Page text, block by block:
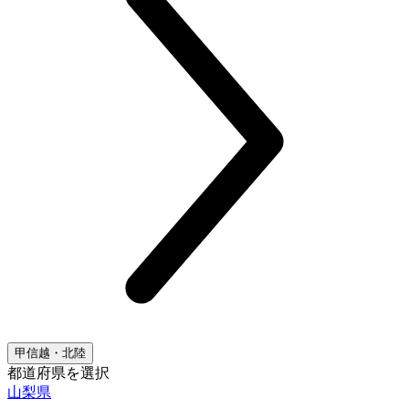
甲信越・北陸
都道府県を選択
山梨県